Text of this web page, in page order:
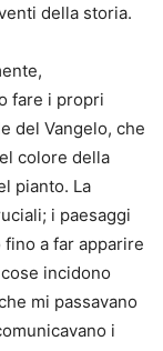
della storia.
fare i propri
del Vangelo, che
colore della
pianto. La
i paesaggi
fino a far apparire
incidono
mi passavano
i